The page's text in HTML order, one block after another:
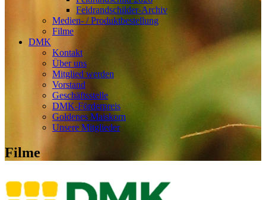
Feldrandschilder-Archiv
Medien- / Produktbestellung
Filme
DMK
Kontakt
Über uns
Mitglied werden
Vorstand
Geschäftsstelle
DMK-Förderpreis
Goldenes Maiskorn
Unsere Mitglieder
Filme